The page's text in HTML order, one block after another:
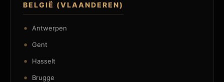
BELGIË (VLAANDEREN)
Antwerpen
Gent
Hasselt
Brugge